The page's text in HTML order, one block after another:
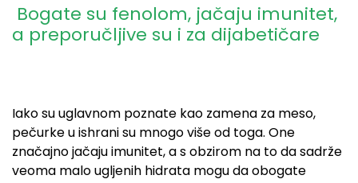
Bogate su fenolom, jačaju imunitet,
a preporučljive su i za dijabetičare
Iako su uglavnom poznate kao zamena za meso,
pečurke u ishrani su mnogo više od toga. One
značajno jačaju imunitet, a s obzirom na to da sadrže
veoma malo ugljenih hidrata mogu da obogate